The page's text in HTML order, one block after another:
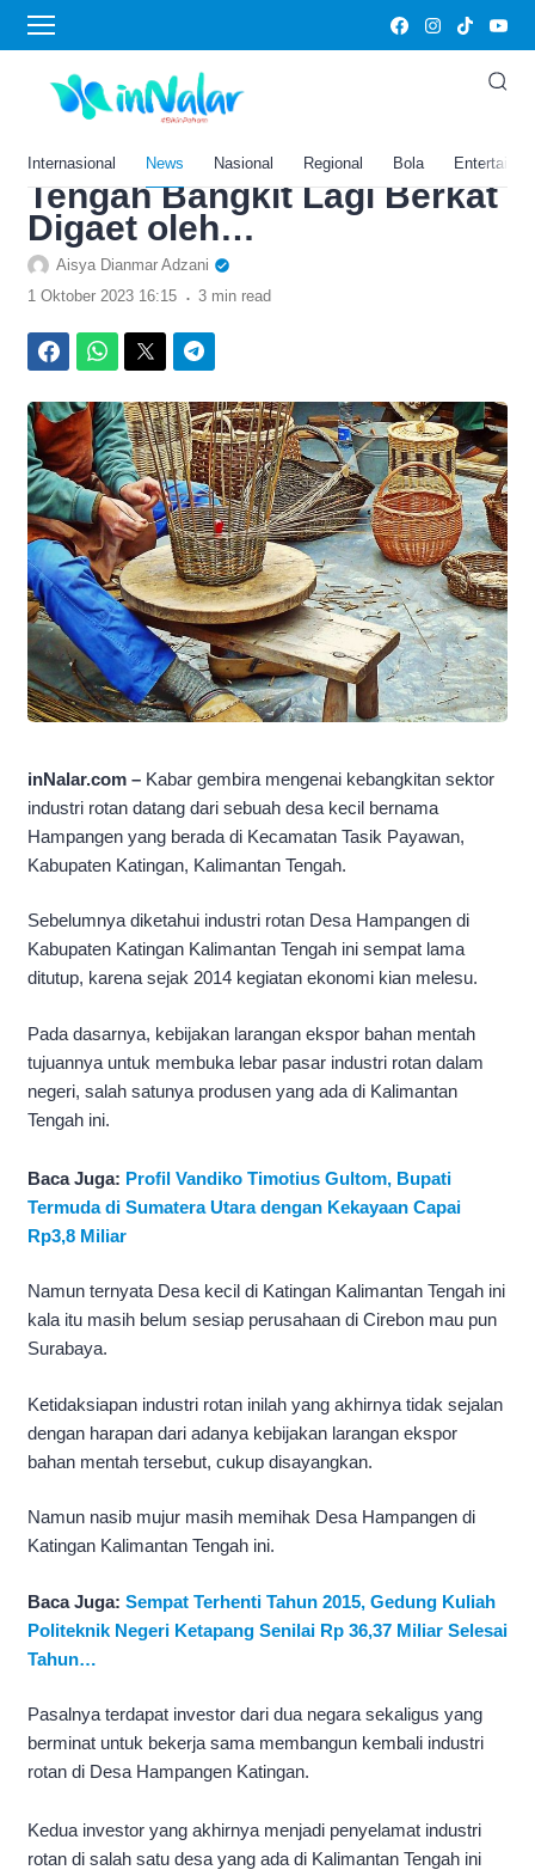
Internasional News Nasional Regional Bola
Home›Ekonomi
Lama Gulung Tikar, Desa
Penghasil Rotan di
Katingan Kalimantan
Tengah Bangkit Lagi Berkat
Digaet oleh…
Aisya Dianmar Adzani
1 Oktober 2023 16:15 . 3 min read
inNalar.com – Kabar gembira mengenai kebangkitan sektor
industri rotan datang dari sebuah desa kecil bernama
Hampangen yang berada di Kecamatan Tasik Payawan,
Kabupaten Katingan, Kalimantan Tengah.
Sebelumnya diketahui industri rotan Desa Hampangen di
Kabupaten Katingan Kalimantan Tengah ini sempat lama
ditutup, karena sejak 2014 kegiatan ekonomi kian melesu.
Pada dasarnya, kebijakan larangan ekspor bahan mentah
tujuannya untuk membuka lebar pasar industri rotan dalam
negeri, salah satunya produsen yang ada di Kalimantan
Tengah ini.
Baca Juga: Profil Vandiko Timotius Gultom, Bupati
Termuda di Sumatera Utara dengan Kekayaan Capai
Rp3,8 Miliar
Namun ternyata Desa kecil di Katingan Kalimantan Tengah ini
kala itu masih belum sesiap perusahaan di Cirebon mau pun
Surabaya.
Ketidaksiapan industri rotan inilah yang akhirnya tidak sejalan
dengan harapan dari adanya kebijakan larangan ekspor
bahan mentah tersebut, cukup disayangkan.
Namun nasib mujur masih memihak Desa Hampangen di
Katingan Kalimantan Tengah ini.
Baca Juga: Sempat Terhenti Tahun 2015, Gedung Kuliah
Politeknik Negeri Ketapang Senilai Rp 36,37 Miliar Selesai
Tahun…
Pasalnya terdapat investor dari dua negara sekaligus yang
berminat untuk bekerja sama membangun kembali industri
rotan di Desa Hampangen Katingan.
Kedua investor yang akhirnya menjadi penyelamat industri
rotan di salah satu desa yang ada di Kalimantan Tengah ini